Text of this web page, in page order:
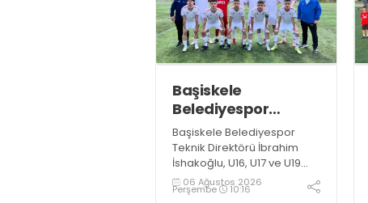
Başiskele
Belediyespor
Gelişim Ligi’ne hazır
Başiskele Belediyespor
Teknik Direktörü İbrahim
İshakoğlu, U16, U17 ve U19
takımlarının mücadele
edeceği Gelişim Ligi
06 Ağustos 2026
Perşembe 10:16